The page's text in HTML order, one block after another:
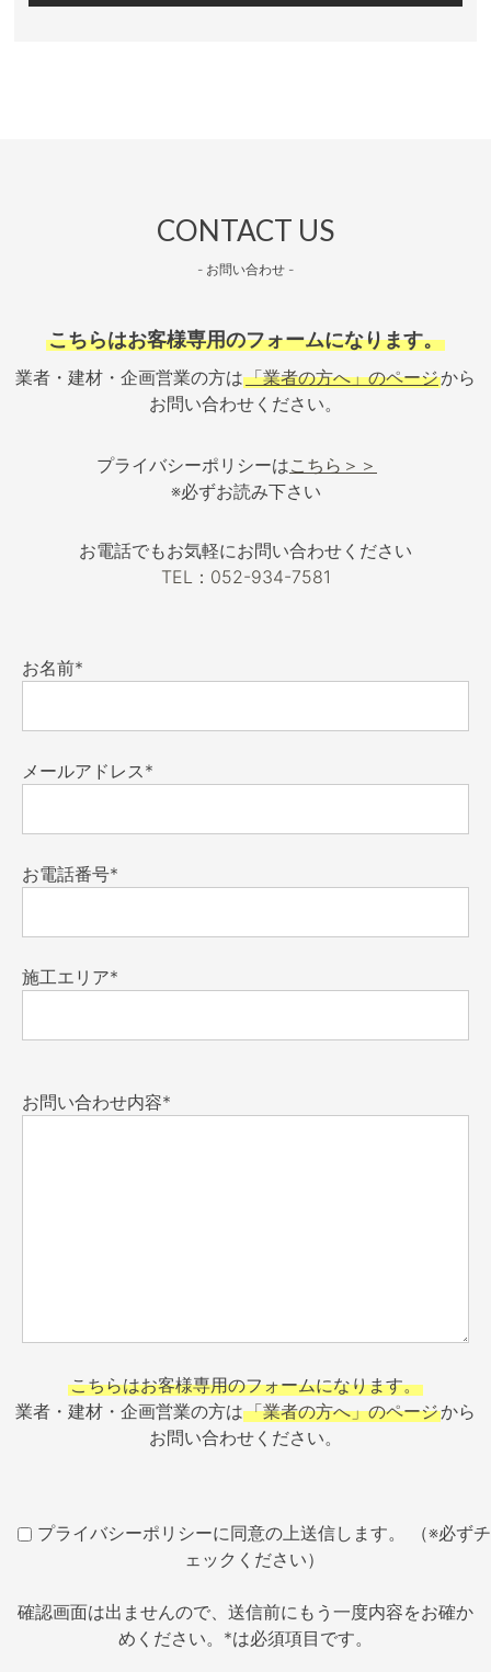
CONTACT US
- お問い合わせ -
こちらはお客様専用のフォームになります。
業者・建材・企画営業の方は「業者の方へ」のページから
お問い合わせください。
プライバシーポリシーはこちら＞＞
※必ずお読み下さい
お電話でもお気軽にお問い合わせください
TEL：052-934-7581
お名前*
メールアドレス*
お電話番号*
施工エリア*
お問い合わせ内容*
こちらはお客様専用のフォームになります。
業者・建材・企画営業の方は「業者の方へ」のページから
お問い合わせください。
プライバシーポリシーに同意の上送信します。 （※必ずチ
ェックください）
確認画面は出ませんので、送信前にもう一度内容をお確か
めください。*は必須項目です。